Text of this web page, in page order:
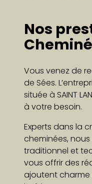
Nos
Vous venez de
de Sées.
située à SAINT
à votre besoin.
Experts dans la
cheminées,
traditionnel et
vous offrir des
ajoutent